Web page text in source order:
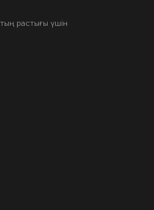
растығы үшін